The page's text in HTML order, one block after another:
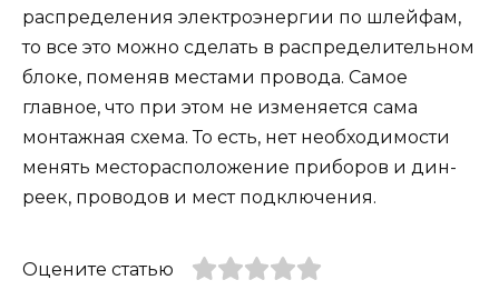
распределения электроэнергии по шлейфам,
то все это можно сделать в распределительном
блоке, поменяв местами провода. Самое
главное, что при этом не изменяется сама
монтажная схема. То есть, нет необходимости
менять месторасположение приборов и дин-
реек, проводов и мест подключения.
Оцените статью